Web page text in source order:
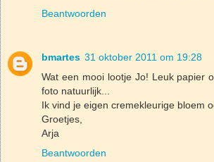
Beantwoorden
bmartes 31 oktober 2011 om 19:28
Wat een mooi lootje Jo! Leuk papier
foto natuurlijk...
Ik vind je eigen cremekleurige bloem
Groetjes,
Arja
Beantwoorden